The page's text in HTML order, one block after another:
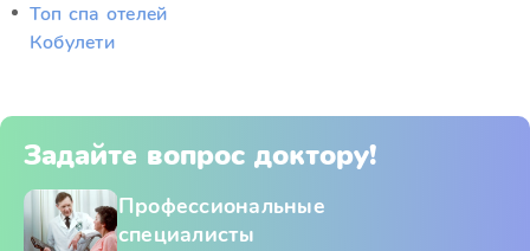
Топ спа отелей
Кобулети
Задайте вопрос доктору!
Профессиональные
специалисты